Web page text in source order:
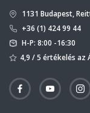
1131 Budapest,
+36 (1) 424 99 44
H-P: 8:00 -16:30
4,9 / 5 értékelés az